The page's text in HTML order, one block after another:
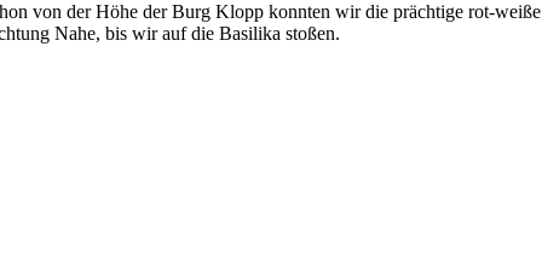
von der Höhe der Burg Klopp konnten wir die prächtige rot-
Nahe, bis wir auf die Basilika stoßen.